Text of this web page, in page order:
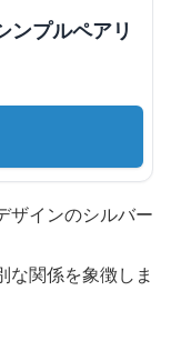
ンプルペアリ
ザインのシルバー
な関係を象徴しま